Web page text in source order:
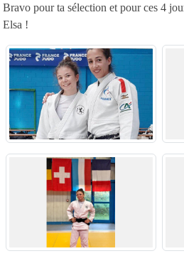
Bravo pour ta sélection et pour ces 4
Elsa !